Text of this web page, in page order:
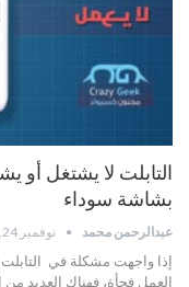
بشاشة سوداء
عبدالرحمن محمد نوفمبر 24, 2018
إذا واجهت مشكلة في
العمل فجأة، فهناك العديد